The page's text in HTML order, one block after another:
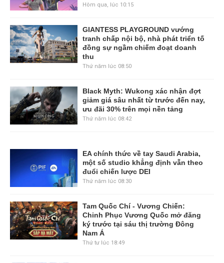
Hôm qua, lúc 10:15
GIANTESS PLAYGROUND vướng
tranh chấp nội bộ, nhà phát triển tố
đồng sự ngầm chiếm đoạt doanh
thu
Thứ năm lúc 08:50
Black Myth: Wukong xác nhận đợt
giảm giá sâu nhất từ trước đến nay,
ưu đãi 30% trên mọi nền tảng
Thứ năm lúc 08:42
EA chính thức về tay Saudi Arabia,
một số studio khẳng định vẫn theo
đuổi chiến lược DEI
Thứ năm lúc 08:30
Tam Quốc Chí - Vương Chiến:
Chinh Phục Vương Quốc mở đăng
ký trước tại sáu thị trường Đông
Nam Á
Thứ tư lúc 18:49